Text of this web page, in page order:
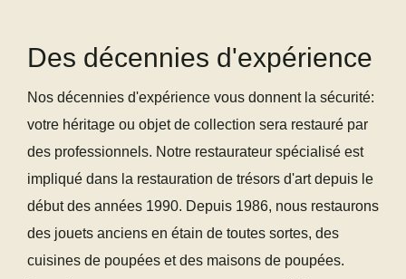
Des décennies d'expérience
Nos décennies d'expérience vous donnent la sécurité:
votre héritage ou objet de collection sera restauré par
des professionnels. Notre restaurateur spécialisé est
impliqué dans la restauration de trésors d'art depuis le
début des années 1990. Depuis 1986, nous restaurons
des jouets anciens en étain de toutes sortes, des
cuisines de poupées et des maisons de poupées.